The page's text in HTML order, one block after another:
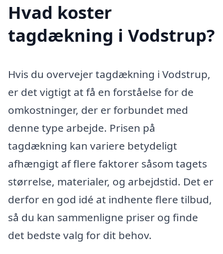
Hvad koster
tagdækning i Vodstrup?
Hvis du overvejer tagdækning i Vodstrup,
er det vigtigt at få en forståelse for de
omkostninger, der er forbundet med
denne type arbejde. Prisen på
tagdækning kan variere betydeligt
afhængigt af flere faktorer såsom tagets
størrelse, materialer, og arbejdstid. Det er
derfor en god idé at indhente flere tilbud,
så du kan sammenligne priser og finde
det bedste valg for dit behov.